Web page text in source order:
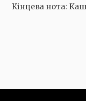
Кінцева нота: